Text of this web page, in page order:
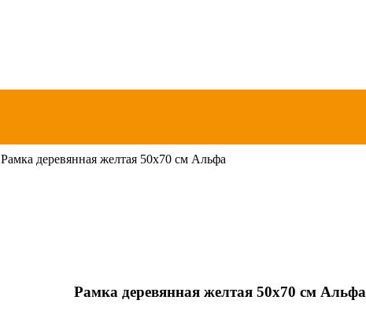
Рамка деревянная желтая 50х70 см Альфа
Рамка деревянная желтая 50х70 см Альфа